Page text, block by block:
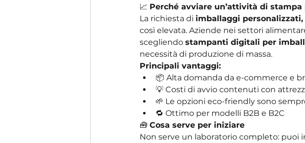
📈 Perché avviare un’attività di
La richiesta di imballaggi
così elevata. Aziende nei settori
scegliendo stampanti digitali per
necessità di produzione di massa.
Principali vantaggi:
📦 Alta domanda da e-commerce e
💡 Costi di avvio contenuti con
🌱 Le opzioni eco-friendly sono
🔁 Ottimo per modelli B2B e B2C
🧰 Cosa serve per iniziare
Non serve un laboratorio completo: